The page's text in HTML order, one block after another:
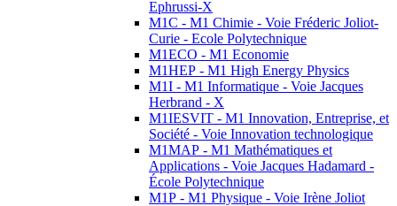
Ephrussi-X
M1C - M1 Chimie - Voie Fréderic Joliot-
Curie - Ecole Polytechnique
M1ECO - M1 Economie
M1HEP - M1 High Energy Physics
M1I - M1 Informatique - Voie Jacques
Herbrand - X
M1IESVIT - M1 Innovation, Entreprise, et
Société - Voie Innovation technologique
M1MAP - M1 Mathématiques et
Applications - Voie Jacques Hadamard -
École Polytechnique
M1P - M1 Physique - Voie Irène Joliot